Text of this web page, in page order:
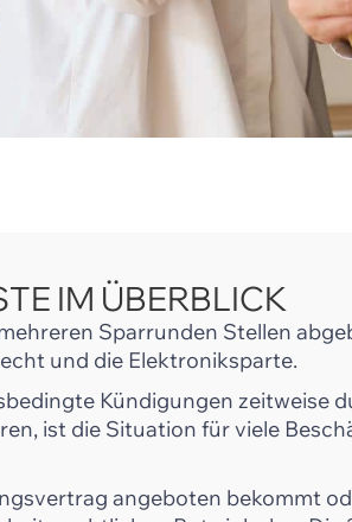
IM ÜBERBLICK
Sparrunden Stellen
und die Elektroniksparte.
Kündigungen zeitweise
ist die Situation für viele
angeboten bekommt